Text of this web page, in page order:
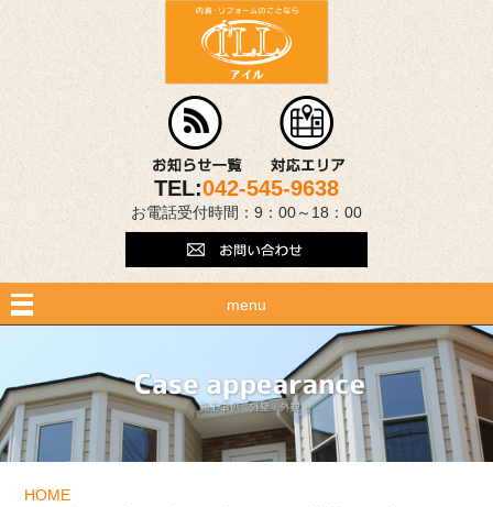
TEL:042-545-9638
お電話受付時間：9：00～18：00
menu
HOME